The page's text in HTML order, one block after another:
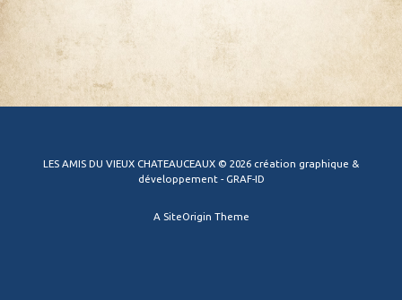
LES AMIS DU VIEUX CHATEAUCEAUX © 2026 création graphique &
développement - GRAF-ID
A SiteOrigin Theme